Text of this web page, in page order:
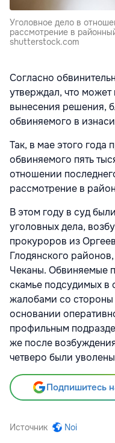
Уголовное дело в
рассмотрение в
shutterstock.com
Согласно
утверждал, что может
вынесения решения,
обвиняемого в
Так, в мае этого года
обвиняемого пять
отношении
рассмотрение в
В этом году в суд
уголовных дела,
прокуроров из
Глодянского
Чеканы. Обвиняемые
скамье подсудимых в
жалобами со стороны
основании
профильным
же после
четверо были
Подпишитесь
Источник Noi